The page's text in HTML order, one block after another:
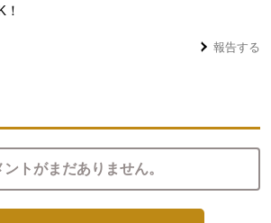
報告する
ントがまだありません。